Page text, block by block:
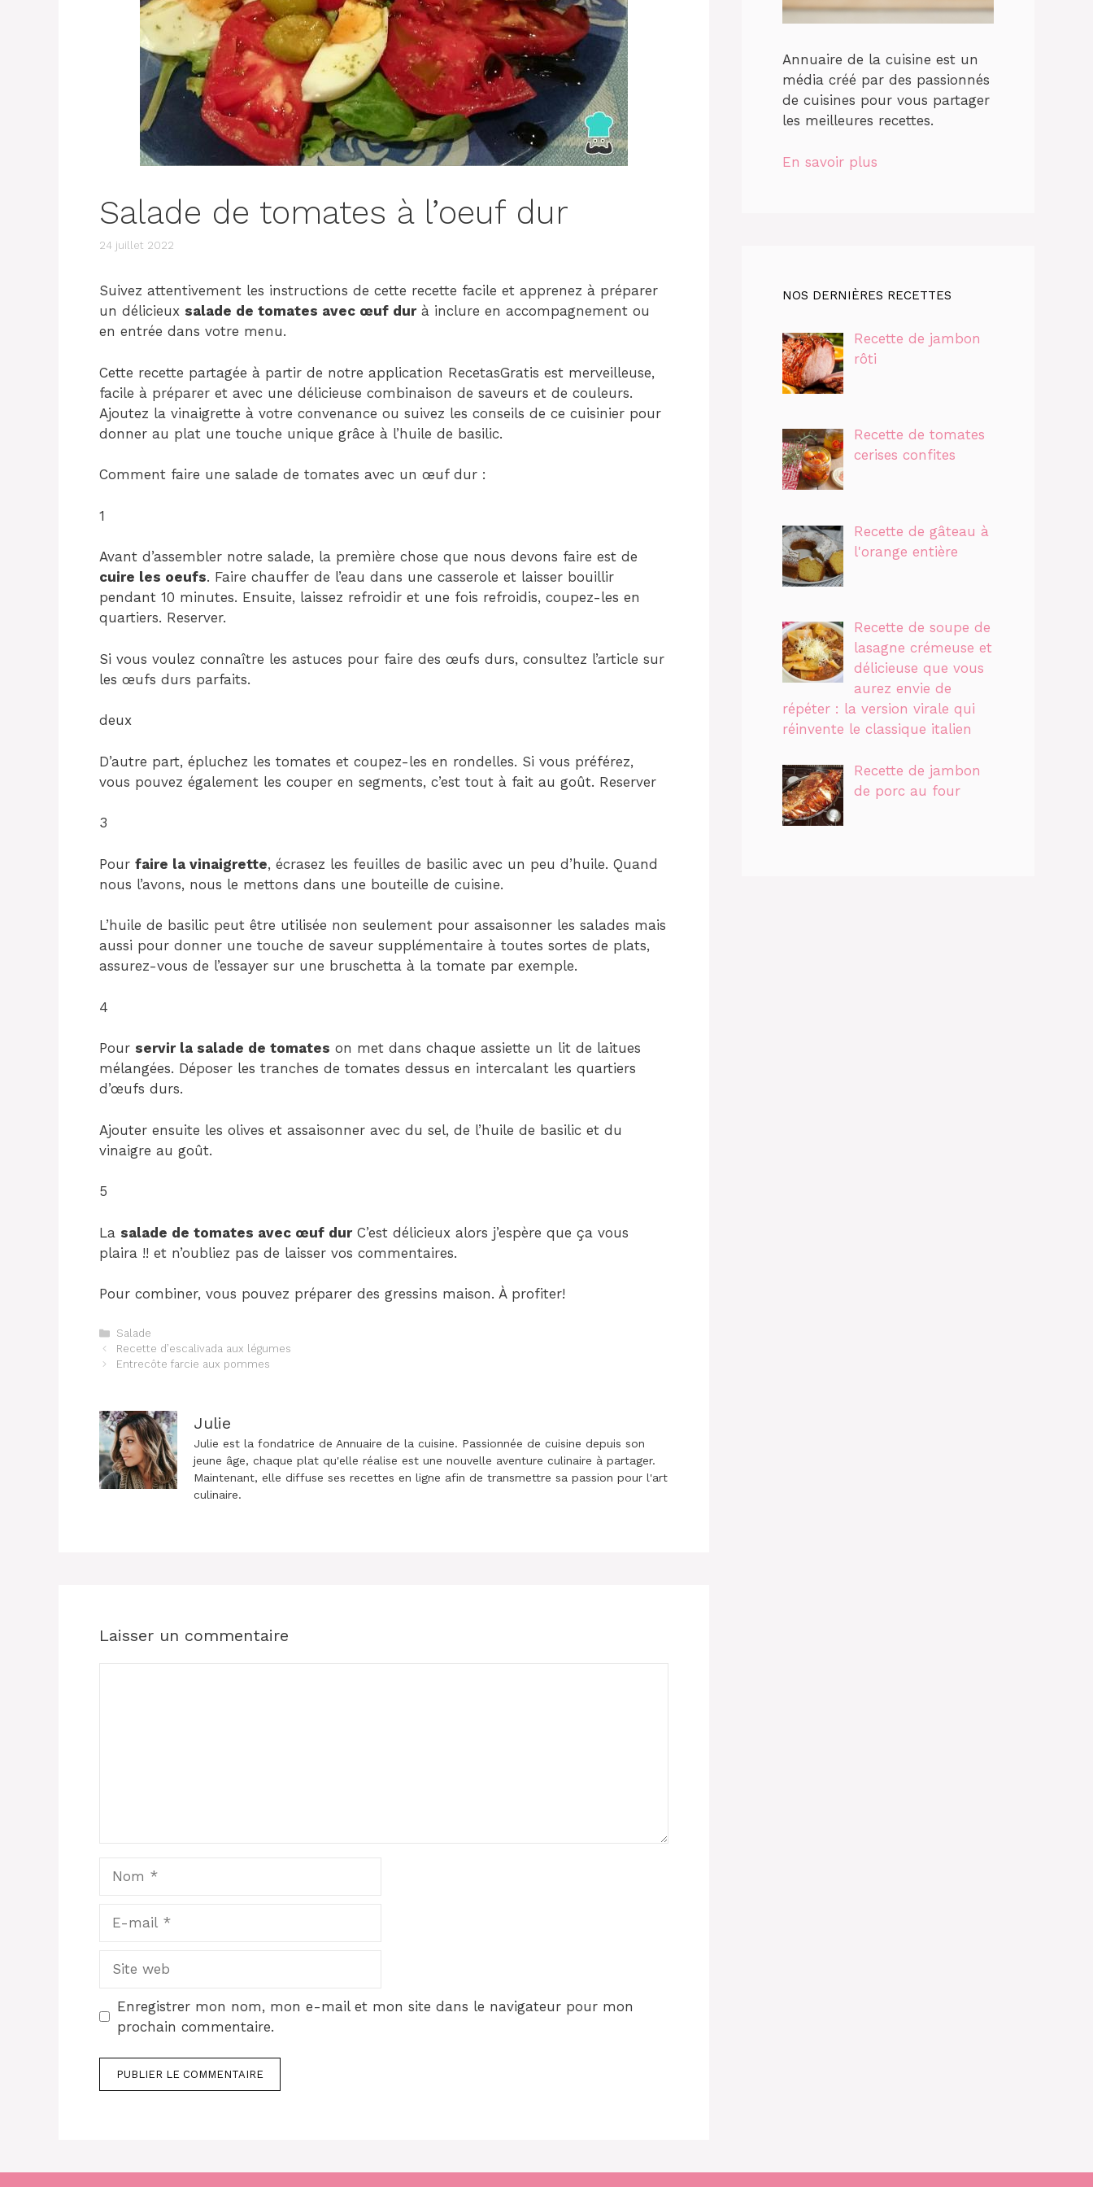
Salade de tomates à l’oeuf dur
24 juillet 2022
Suivez attentivement les instructions de cette recette facile et apprenez à préparer
un délicieux salade de tomates avec œuf durà inclure en accompagnement ou
en entrée dans votre menu.
Cette recette partagée à partir de notre application RecetasGratis est merveilleuse,
facile à préparer et avec une délicieuse combinaison de saveurs et de couleurs.
Ajoutez la vinaigrette à votre convenance ou suivez les conseils de ce cuisinier pour
donner au plat une touche unique grâce à l’huile de basilic.
Comment faire une salade de tomates avec un œuf dur :
1
Avant d’assembler notre salade, la première chose que nous devons faire est de
cuire les oeufs. Faire chauffer de l’eau dans une casserole et laisser bouillir
pendant 10 minutes. Ensuite, laissez refroidir et une fois refroidis, coupez-les en
quartiers. Reserver.
Si vous voulez connaître les astuces pour faire des œufs durs, consultez l’article sur
les œufs durs parfaits.
deux
D’autre part, épluchez les tomates et coupez-les en rondelles. Si vous préférez,
vous pouvez également les couper en segments, c’est tout à fait au goût. Reserver
3
Pour faire la vinaigrette, écrasez les feuilles de basilic avec un peu d’huile. Quand
nous l’avons, nous le mettons dans une bouteille de cuisine.
L’huile de basilic peut être utilisée non seulement pour assaisonner les salades mais
aussi pour donner une touche de saveur supplémentaire à toutes sortes de plats,
assurez-vous de l’essayer sur une bruschetta à la tomate par exemple.
4
Pour servir la salade de tomates on met dans chaque assiette un lit de laitues
mélangées. Déposer les tranches de tomates dessus en intercalant les quartiers
d’œufs durs.
Ajouter ensuite les olives et assaisonner avec du sel, de l’huile de basilic et du
vinaigre au goût.
5
La salade de tomates avec œuf durC’est délicieux alors j’espère que ça vous
plaira !! et n’oubliez pas de laisser vos commentaires.
Pour combiner, vous pouvez préparer des gressins maison. À profiter!
Catégories
Salade
Navigation
des
Recette d’escalivada aux légumes
Entrecôte farcie aux pommes
Julie
Julie est la fondatrice de Annuaire de la cuisine. Passionnée de cuisine depuis son
jeune âge, chaque plat qu'elle réalise est une nouvelle aventure culinaire à partager.
Maintenant, elle diffuse ses recettes en ligne afin de transmettre sa passion pour l'art
culinaire.
Laisser un commentaire
mail
web
Enregistrer mon nom, mon e-mail et mon site dans le navigateur pour mon
prochain commentaire.
Annuaire de la cuisine est un
média créé par des passionnés
de cuisines pour vous partager
les meilleures recettes.
En savoir plus
NOS DERNIÈRES RECETTES
Recette de jambon
rôti
Recette de tomates
cerises confites
Recette de gâteau à
l'orange entière
Recette de soupe de
lasagne crémeuse et
délicieuse que vous
aurez envie de
répéter : la version virale qui
réinvente le classique italien
Recette de jambon
de porc au four